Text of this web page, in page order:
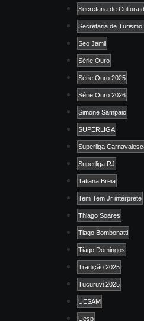
Secretaria de Cultura
Secretaria de
Seo Jamil
Série Ouro
Série Ouro 2025
Série Ouro 2026
Simone Sampaio
SUPERLIGA
Superliga
Superliga RJ
Tatiana Breia
Tem Tem Jr intérprete
Thiago Soares
Tiago Bombonatti
Tiago Domingos
Tradição 2025
Tucuruvi 2025
UESAM
Uesp